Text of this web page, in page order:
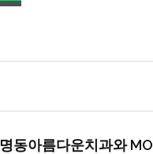
명동아름다운치과와